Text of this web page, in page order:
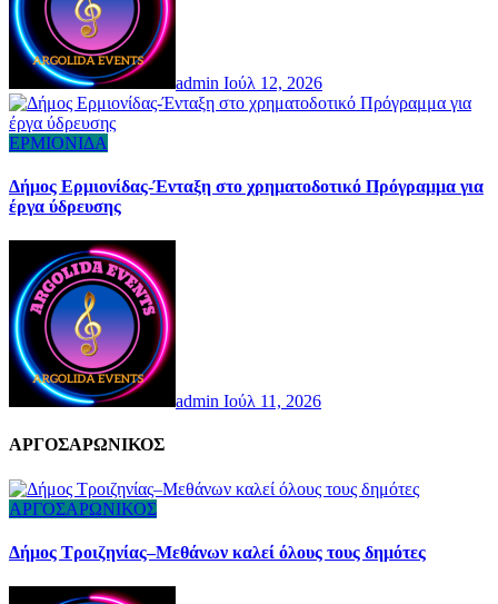
admin Ιούλ 12, 2026
ΕΡΜΙΟΝΙΔΑ
Δήμος Ερμιονίδας-Ένταξη στο χρηματοδοτικό Πρόγραμμα για
έργα ύδρευσης
admin Ιούλ 11, 2026
AΡΓΟΣΑΡΩΝΙΚΟΣ
ΑΡΓΟΣΑΡΩΝΙΚΟΣ
Δήμος Τροιζηνίας–Μεθάνων καλεί όλους τους δημότες